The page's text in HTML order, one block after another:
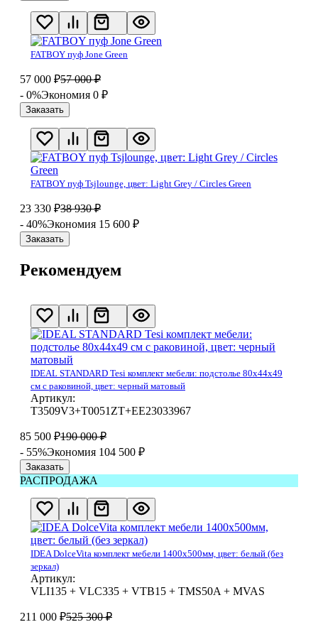
FATBOY пуф Jone Green
57 000 ₽57 000 ₽
- 0%Экономия 0 ₽
Заказать
FATBOY пуф Tsjlounge, цвет: Light Grey / Circles Green
23 330 ₽38 930 ₽
- 40%Экономия 15 600 ₽
Заказать
Рекомендуем
IDEAL STANDARD Tesi комплект мебели: подстолье 80x44x49
см с раковиной, цвет: черный матовый
Артикул:
T3509V3+T0051ZT+EE23033967
85 500 ₽190 000 ₽
- 55%Экономия 104 500 ₽
Заказать
РАСПРОДАЖА
IDEA DolceVita комплект мебели 1400x500мм, цвет: белый (без
зеркал)
Артикул:
VLI135 + VLC335 + VTB15 + TMS50A + MVAS
211 000 ₽525 300 ₽